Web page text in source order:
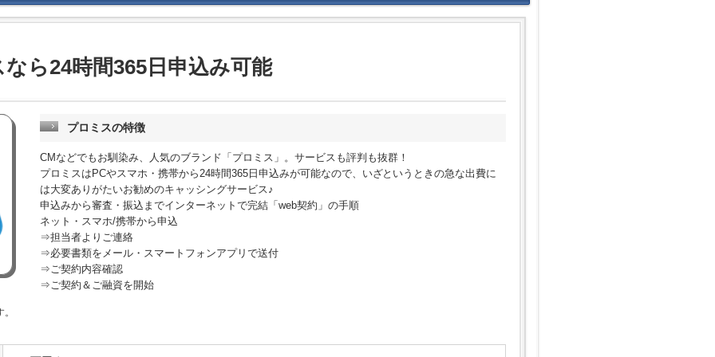
ら24時間365日申込み可能
プロミスの特徴
CMなどでもお馴染み、人気のブランド「プロミス」。サービスも評判も抜群！
プロミスはPCやスマホ・携帯から24時間365日申込みが可能なので、いざというときの急な出費に
は大変ありがたいお勧めのキャッシングサービス♪
申込みから審査・振込までインターネットで完結「web契約」の手順
ネット・スマホ/携帯から申込
⇒担当者よりご連絡
⇒必要書類をメール・スマートフォンアプリで送付
⇒ご契約内容確認
⇒ご契約＆ご融資を開始